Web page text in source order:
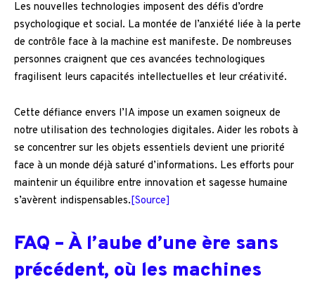
Les nouvelles technologies imposent des défis d’ordre
psychologique et social. La montée de l’anxiété liée à la perte
de contrôle face à la machine est manifeste. De nombreuses
personnes craignent que ces avancées technologiques
fragilisent leurs capacités intellectuelles et leur créativité.
Cette défiance envers l’IA impose un examen soigneux de
notre utilisation des technologies digitales. Aider les robots à
se concentrer sur les objets essentiels devient une priorité
face à un monde déjà saturé d’informations. Les efforts pour
maintenir un équilibre entre innovation et sagesse humaine
s’avèrent indispensables. [Source]
FAQ – À l’aube d’une ère sans
précédent, où les machines